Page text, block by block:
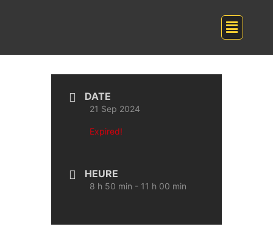
DATE
21 Sep 2024
Expired!
HEURE
8 h 50 min - 11 h 00 min